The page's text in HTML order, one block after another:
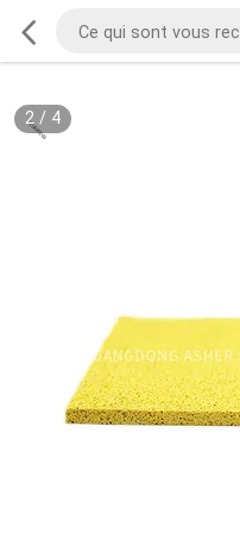
2/ 4